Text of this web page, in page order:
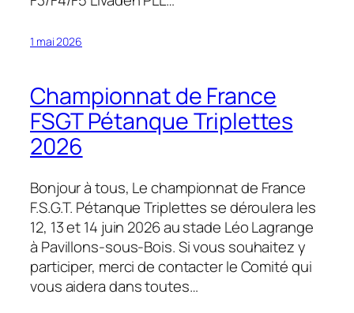
1 mai 2026
Championnat de France
FSGT Pétanque Triplettes
2026
Bonjour à tous, Le championnat de France
F.S.G.T. Pétanque Triplettes se déroulera les
12, 13 et 14 juin 2026 au stade Léo Lagrange
à Pavillons-sous-Bois. Si vous souhaitez y
participer, merci de contacter le Comité qui
vous aidera dans toutes…